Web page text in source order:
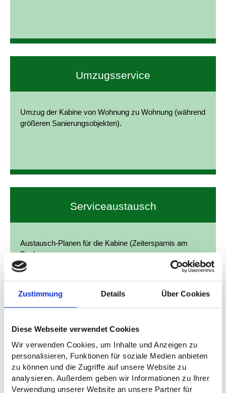
Zustimmung Details Über Cookies
Diese Webseite verwendet Cookies
Wir verwenden Cookies, um Inhalte und Anzeigen zu
personalisieren, Funktionen für soziale Medien anbieten
zu können und die Zugriffe auf unsere Website zu
analysieren. Außerdem geben wir Informationen zu Ihrer
Verwendung unserer Website an unsere Partner für
Umzugsservice
Umzug der Kabine von Wohnung zu Wohnung (während
größeren Sanierungsobjekten).
Serviceaustausch
Austausch-Planen für die Kabine (Zeitersparnis am
Bau).
Endreinigung sowie Desinfektion der Kabine.